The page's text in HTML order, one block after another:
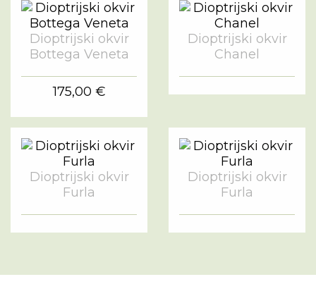
Dioptrijski okvir
Bottega Veneta
175,00 €
Dioptrijski okvir
Chanel
Dioptrijski okvir
Furla
Dioptrijski okvir
Furla